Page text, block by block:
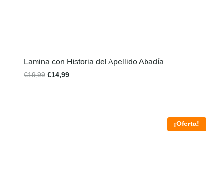
Lamina con Historia del Apellido Abadía
€19,99 €14,99
¡Oferta!